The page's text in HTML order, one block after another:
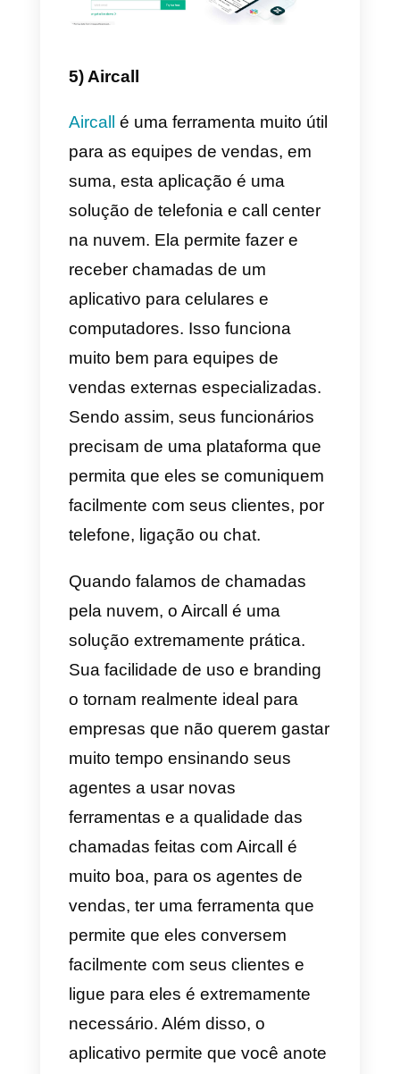
grande ajuda para as empresas,
de vendas têm a oportunidade
conquistar bons clientes, criar
uma boa reputação entre as
empresas do setor, criar
relacionamentos importantes
empresários e posicionar
produtos ou serviços no
Concluindo, o LinkedIn é uma
ferramenta muito completa para
equipes de vendas. Permite a
prospecção e comunicação com
grande facilidade e por sua vez
as funcionalidades dentro da
social permitem o contacto em
massa sem qualquer
inconveniente, segmentando o
público que pretende atingir.
4) Lusha
Lusha é uma plataforma de